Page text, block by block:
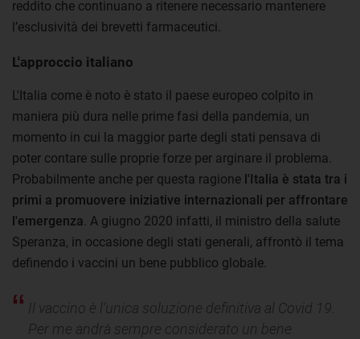
reddito che continuano a ritenere necessario mantenere
l’esclusività dei brevetti farmaceutici.
L'approccio italiano
L'Italia come è noto è stato il paese europeo colpito in
maniera più dura nelle prime fasi della pandemia, un
momento in cui la maggior parte degli stati pensava di
poter contare sulle proprie forze per arginare il problema.
Probabilmente anche per questa ragione l'Italia è stata tra i
primi a promuovere iniziative internazionali per affrontare
l'emergenza. A giugno 2020 infatti, il ministro della salute
Speranza, in occasione degli stati generali, affrontò il tema
definendo i vaccini un bene pubblico globale.
Il vaccino è l’unica soluzione definitiva al Covid 19.
Per me andrà sempre considerato un bene